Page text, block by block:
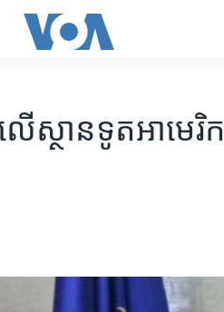
ើ​ស្ថាន​ទូត​អាមេរិក